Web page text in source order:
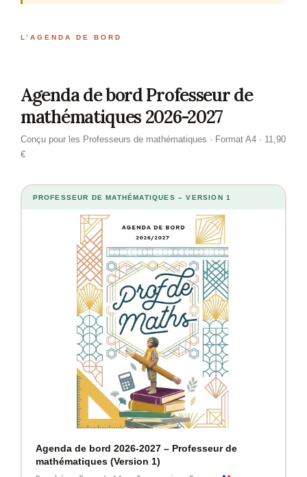
L’AGENDA DE BORD
Agenda de bord Professeur de
mathématiques 2026-2027
Conçu pour les Professeurs de mathématiques · Format A4 · 11,90
€
PROFESSEUR DE MATHÉMATIQUES – VERSION 1
Agenda de bord 2026-2027 – Professeur de
mathématiques (Version 1)